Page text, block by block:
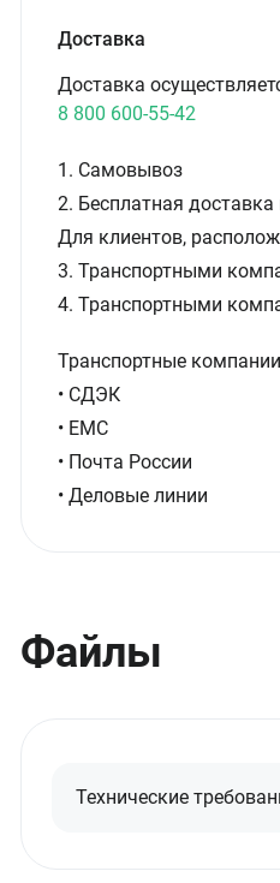
Доставка
Доставка
8 800 600-55-42
1. Самовывоз
2. Бесплатная
Для клиентов,
3. Транспортными
4. Транспортными
Транспортные компании
• СДЭК
• ЕМС
• Почта России
• Деловые линии
Файлы
Технические